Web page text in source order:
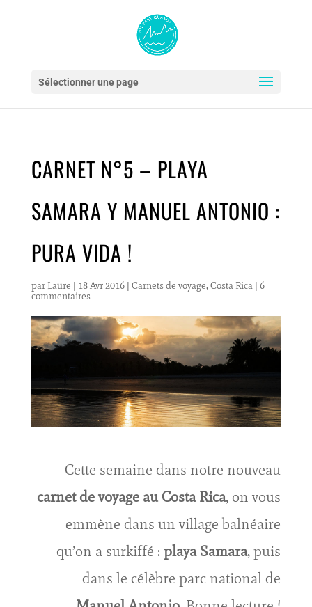
Sélectionner une page
CARNET N°5 – PLAYA
SAMARA Y MANUEL ANTONIO :
PURA VIDA !
par Laure | 18 Avr 2016| Carnets de voyage,Costa Rica| 6
commentaires
Cette semaine dans notre nouveau
carnet de voyage au Costa Rica, on vous
emmène dans un village balnéaire
qu’on a surkiffé :playa Samara, puis
dans le célèbre parc national de